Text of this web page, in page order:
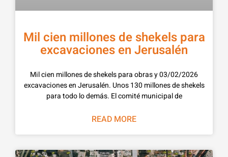
Mil cien millones de shekels para
excavaciones en Jerusalén
03/02/2026 Mil cien millones de shekels para obras y
excavaciones en Jerusalén. Unos 130 millones de shekels
para todo lo demás. El comité municipal de
READ MORE